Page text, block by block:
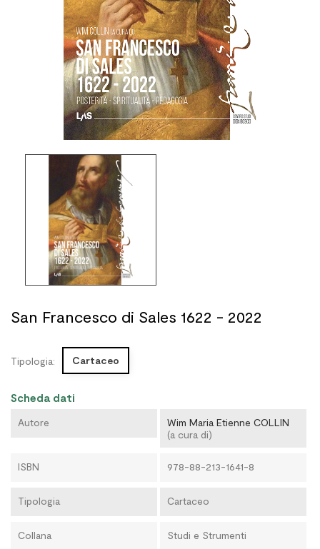
San Francesco di Sales 1622 - 2022
Tipologia: Cartaceo
Scheda dati
Autore
Wim Maria Etienne COLLIN
(a cura di)
ISBN 978-88-213-1641-8
Tipologia Cartaceo
Collana Studi e Strumenti